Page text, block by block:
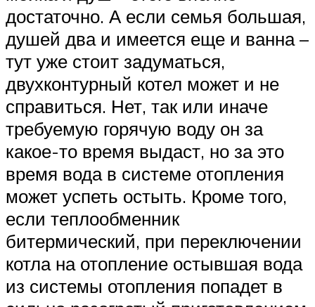
достаточно. А если семья большая,
душей два и имеется еще и ванна –
тут уже стоит задуматься,
двухконтурный котел может и не
справиться. Нет, так или иначе
требуемую горячую воду он за
какое-то время выдаст, но за это
время вода в системе отопления
может успеть остыть. Кроме того,
если теплообменник
битермический, при переключении
котла на отопление остывшая вода
из системы отопления попадет в